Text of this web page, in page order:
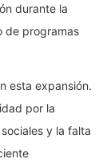
durante la
de programas
esta expansión.
por la
y la falta